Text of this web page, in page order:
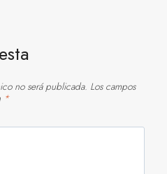
no será publicada. Los campos
*